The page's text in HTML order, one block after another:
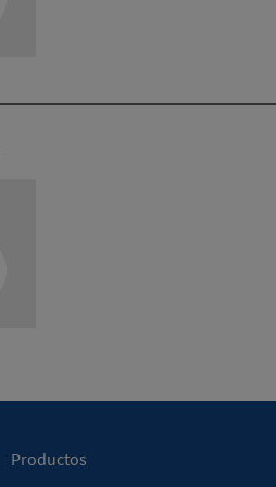
Productos